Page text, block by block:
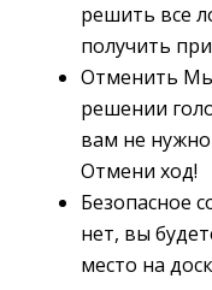
решить все
получить
Отменить
решении
вам не нужно
Отмени ход!
Безопасное
нет, вы
место на